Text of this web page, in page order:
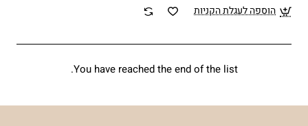
הוספה לעגלת הקניות
You have reached the end of the list.